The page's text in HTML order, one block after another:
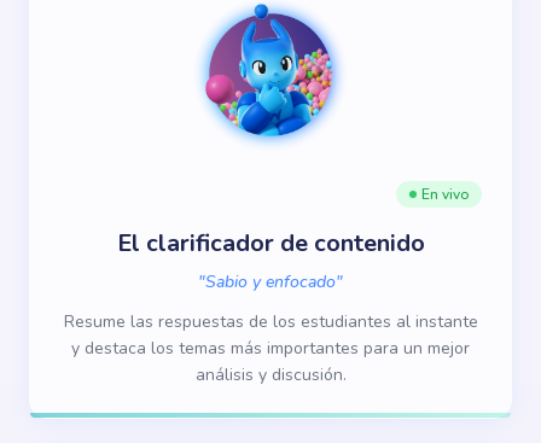
En vivo
El clarificador de contenido
"Sabio y enfocado"
Resume las respuestas de los estudiantes al instante
y destaca los temas más importantes para un mejor
análisis y discusión.